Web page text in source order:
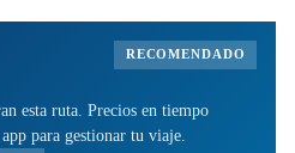
RECOMENDADO
esta ruta. Precios en tiempo
para gestionar tu viaje.